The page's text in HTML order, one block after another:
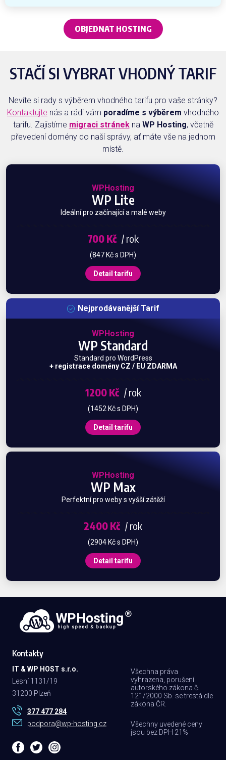
OBJEDNAT HOSTING
STAČÍ SI VYBRAT VHODNÝ TARIF
Nevíte si rady s výběrem vhodného tarifu pro vaše stránky?
Kontaktujte nás a rádi vám poradíme s výběrem vhodného
tarifu. Zajistíme migraci stránekna WP Hosting, včetně
převedení domény do naší správy, ať máte vše na jednom
místě.
WPHosting
WP Lite
Ideální pro začínající a malé weby
700 Kč / rok
(847 Kč s DPH)
Detail tarifu
Nejprodávanější Tarif
WPHosting
WP Standard
Standard pro WordPress
+ registrace domény CZ / EU ZDARMA
1200 Kč / rok
(1452 Kč s DPH)
Detail tarifu
WPHosting
WP Max
Perfektní pro weby s vyšší zátěží
2400 Kč / rok
(2904 Kč s DPH)
Detail tarifu
Všechna práva
vyhrazena, porušení
autorského zákona č.
121/2000 Sb. se trestá dle
zákona ČR.
Všechny uvedené ceny
jsou bez DPH 21%
Kontakty
IT & WP HOST s.r.o.
Lesní 1131/19
31200 Plzeň
377 477 284
podpora@wp-hosting.cz